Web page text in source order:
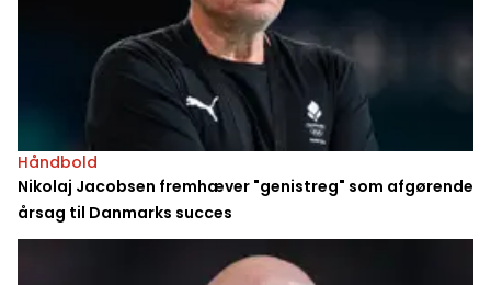
Håndbold
Nikolaj Jacobsen fremhæver "genistreg" som afgørende
årsag til Danmarks succes